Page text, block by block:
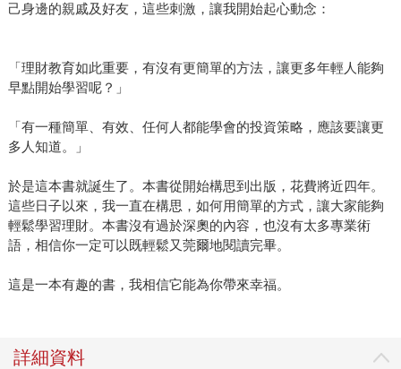
己身邊的親戚及好友，這些刺激，讓我開始起心動念：
「理財教育如此重要，有沒有更簡單的方法，讓更多年輕人能夠
早點開始學習呢？」
「有一種簡單、有效、任何人都能學會的投資策略，應該要讓更
多人知道。」
於是這本書就誕生了。本書從開始構思到出版，花費將近四年。
這些日子以來，我一直在構思，如何用簡單的方式，讓大家能夠
輕鬆學習理財。本書沒有過於深奧的內容，也沒有太多專業術
語，相信你一定可以既輕鬆又莞爾地閱讀完畢。
這是一本有趣的書，我相信它能為你帶來幸福。
詳細資料